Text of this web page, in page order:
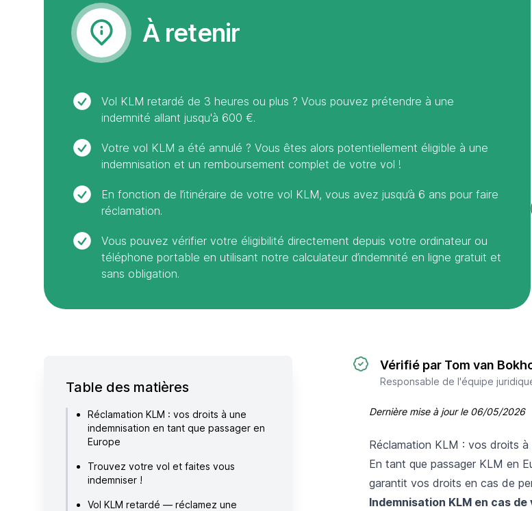
À retenir
Vol KLM retardé de 3 heures ou plus ? Vous pouvez prétendre à une
indemnité allant jusqu'à 600 €.
Votre vol KLM a été annulé ? Vous êtes alors potentiellement éligible à une
indemnisation et un remboursement complet de votre vol !
En fonction de l’itinéraire de votre vol KLM, vous avez jusqu’à 6 ans pour faire
réclamation.
Vous pouvez vérifier votre éligibilité directement depuis votre ordinateur ou
téléphone portable en utilisant notre calculateur d’indemnité en ligne gratuit et
sans obligation.
Table des matières
Réclamation KLM : vos droits à une
indemnisation en tant que passager en
Europe
Trouvez votre vol et faites vous
indemniser !
Vol KLM retardé — réclamez une
Vérifié par Tom van
Responsable de l'équipe
Dernière mise à jour le 06/05/2026
Réclamation KLM : vos droits à
En tant que passager KLM en
garantit vos droits en cas de
Indemnisation KLM en cas